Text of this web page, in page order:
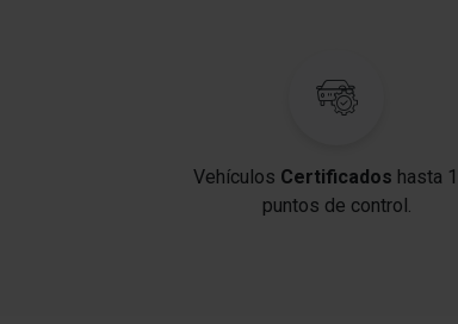
Vehículos Certificados hasta
puntos de control.